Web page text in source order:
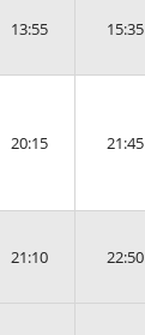
13:55 15:35
20:15 21:45
21:10 22:50